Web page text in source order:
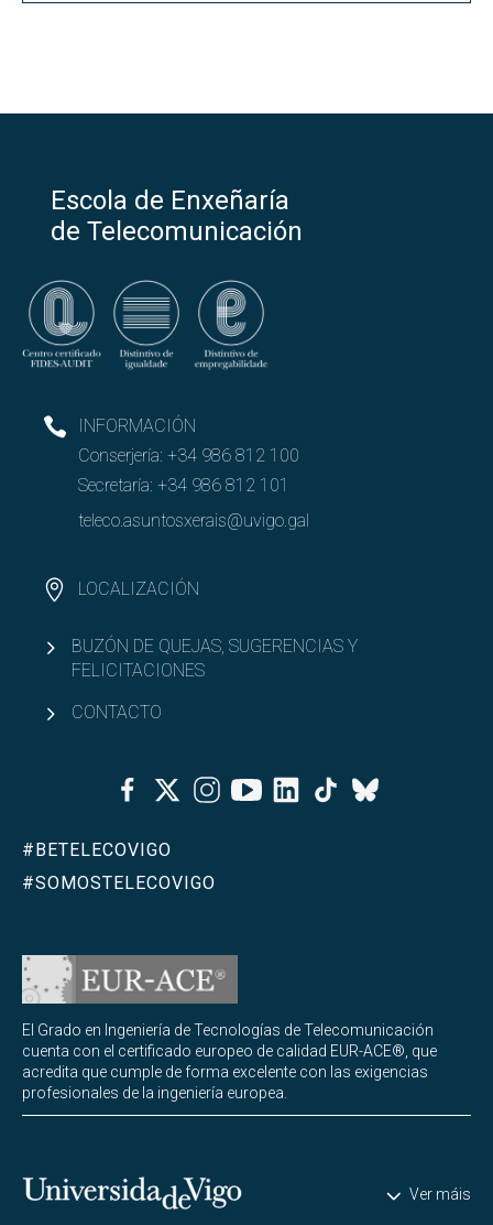
Escola de Enxeñaría
de Telecomunicación
INFORMACIÓN
Conserjería: +34 986 812 100
Secretaría: +34 986 812 101
teleco.asuntosxerais@uvigo.gal
LOCALIZACIÓN
BUZÓN DE QUEJAS, SUGERENCIAS Y
FELICITACIONES
CONTACTO
FacebookTwitterInstagramYoutubeLinkedinTiktok
Bluesky
#BETELECOVIGO
#SOMOSTELECOVIGO
El Grado en Ingeniería de Tecnologías de Telecomunicación
cuenta con el certificado europeo de calidad EUR-ACE®, que
acredita que cumple de forma excelente con las exigencias
profesionales de la ingeniería europea.
Universidade de Vigo Ver máis